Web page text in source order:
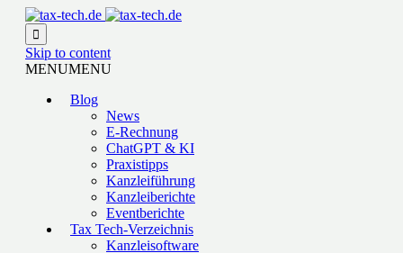

Skip to content
MENUMENU
Blog
News
E-Rechnung
ChatGPT & KI
Praxistipps
Kanzleiführung
Kanzleiberichte
Eventberichte
Tax Tech-Verzeichnis
Kanzleisoftware